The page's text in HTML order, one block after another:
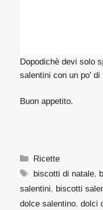
Dopodichè devi solo
salentini con un po’ di
Buon appetito.
Categorie
Ricette
Tag
biscotti di natale,
salentini, biscotti
dolce salentino, dolci